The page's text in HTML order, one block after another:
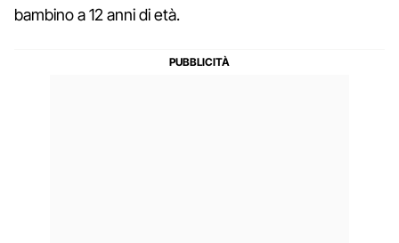
bambino a 12 anni di età.